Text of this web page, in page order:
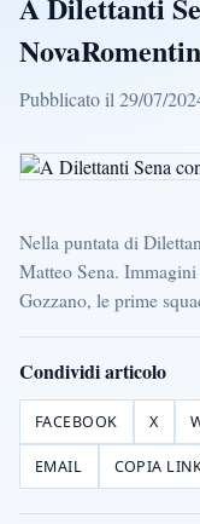
Pubblicato il 29/07/
Nella puntata di
Matteo Sena.
Gozzano, le prime
Condividi articolo
FACEBOOK X
EMAIL COPIA